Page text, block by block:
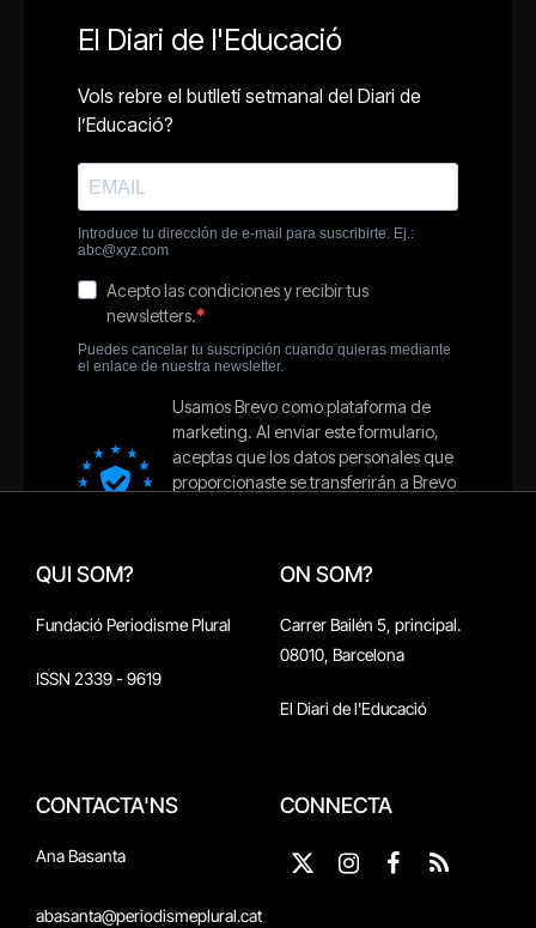
QUI SOM?
Fundació Periodisme Plural
ISSN 2339 - 9619
ON SOM?
Carrer Bailén 5, principal.
08010, Barcelona
El Diari de l'Educació
CONTACTA'NS
Ana Basanta
abasanta@periodismeplural.cat
CONNECTA
X
Instagram
Facebook
RSS